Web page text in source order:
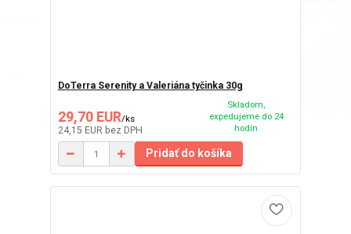
DoTerra Serenity a Valeriána tyčinka 30g
29,70 EUR/ks
24,15 EUR bez DPH
Skladom,
expedujeme do 24
hodín
Pridať do košíka